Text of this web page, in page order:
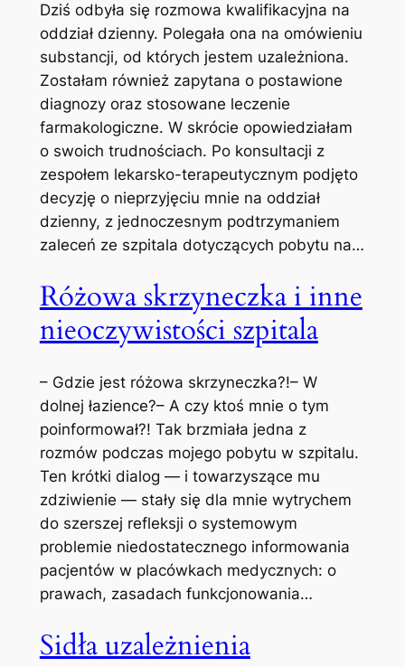
Dziś odbyła się rozmowa kwalifikacyjna na
oddział dzienny. Polegała ona na omówieniu
substancji, od których jestem uzależniona.
Zostałam również zapytana o postawione
diagnozy oraz stosowane leczenie
farmakologiczne. W skrócie opowiedziałam
o swoich trudnościach. Po konsultacji z
zespołem lekarsko-terapeutycznym podjęto
decyzję o nieprzyjęciu mnie na oddział
dzienny, z jednoczesnym podtrzymaniem
zaleceń ze szpitala dotyczących pobytu na…
Różowa skrzyneczka i inne
nieoczywistości szpitala
– Gdzie jest różowa skrzyneczka?!– W
dolnej łazience?– A czy ktoś mnie o tym
poinformował?! Tak brzmiała jedna z
rozmów podczas mojego pobytu w szpitalu.
Ten krótki dialog — i towarzyszące mu
zdziwienie — stały się dla mnie wytrychem
do szerszej refleksji o systemowym
problemie niedostatecznego informowania
pacjentów w placówkach medycznych: o
prawach, zasadach funkcjonowania…
Sidła uzależnienia